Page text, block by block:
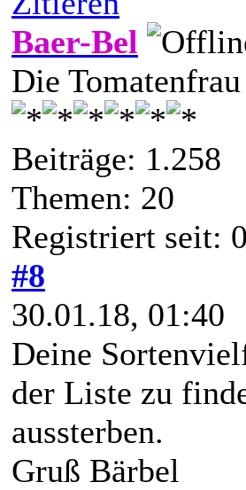
Baer-Bel
Die Tomatenfrau
Beiträge: 1.258
Themen: 20
Registriert seit:
#8
30.01.18, 01:40
Deine
der Liste zu
aussterben.
Gruß Bärbel